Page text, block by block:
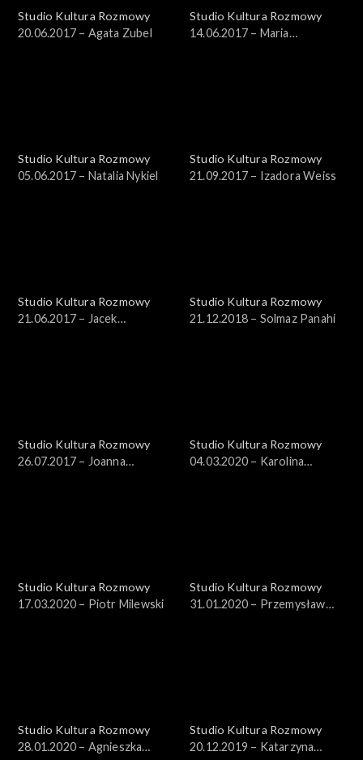
Studio Kultura Rozmowy
20.06.2017 – Agata Zubel
Studio Kultura Rozmowy
14.06.2017 – Maria
Studio Kultura Rozmowy
05.06.2017 – Natalia Nykiel
Studio Kultura Rozmowy
21.09.2017 – Izadora Weiss
Studio Kultura Rozmowy
21.06.2017 – Jacek
Studio Kultura Rozmowy
21.12.2018 – Solmaz Panahi
Studio Kultura Rozmowy
26.07.2017 – Joanna
Studio Kultura Rozmowy
04.03.2020 – Karolina
Studio Kultura Rozmowy
17.03.2020 – Piotr Milewski
Studio Kultura Rozmowy
31.01.2020 – Przemysław
Studio Kultura Rozmowy
28.01.2020 – Agnieszka
Studio Kultura Rozmowy
20.12.2019 – Katarzyna